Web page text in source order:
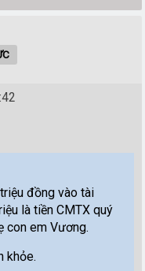
đồng vào tài
là tiền CMTX quý
con em Vương.
khỏe.